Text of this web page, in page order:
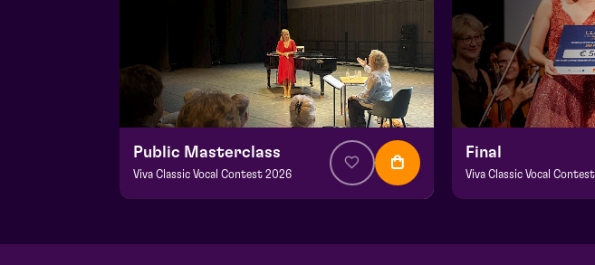
Public Masterclass
Viva Classic Vocal Contest 2026
za 29 augustus 2026 | 14:00
Final
Viva Classic Vocal
zo 30 augustus 2026 |